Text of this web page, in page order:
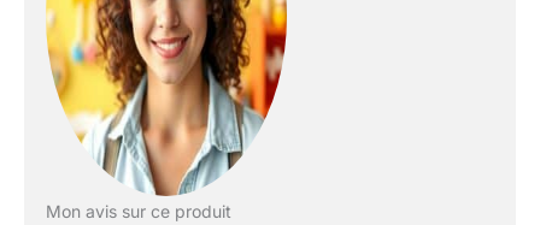
dès la naissance :
Utilisable d’abord avec le
siège bébé, puis comme
chaise bebe ajustable.
Accompagne l’enfant
jusqu’à 90 kg Réglages
Mon avis sur ce produit